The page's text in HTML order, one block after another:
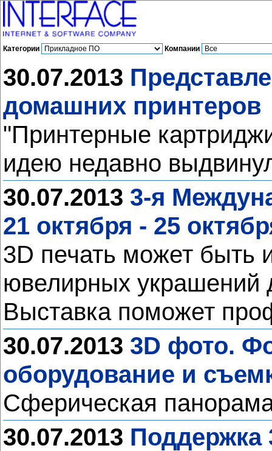
Категории Компании
30.07.2013
домашних принтеров
"Принтерные
идею недавно
30.07.2013 3-я
21 октября - 25
3D печать может быть
ювелирных украшений
Выставка поможет
30.07.2013 3D фото.
оборудование и
Сферическая
30.07.2013 Поддержка